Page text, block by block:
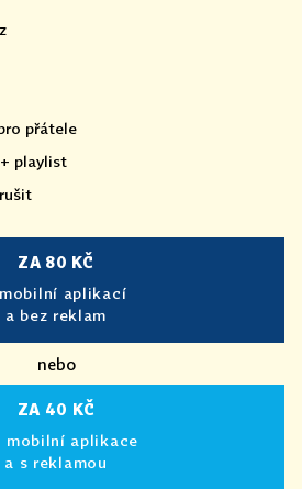
přátele
playlist
ZA 80 KČ
aplikací
a bez reklam
nebo
ZA 40 KČ
mobilní aplikace
a s reklamou